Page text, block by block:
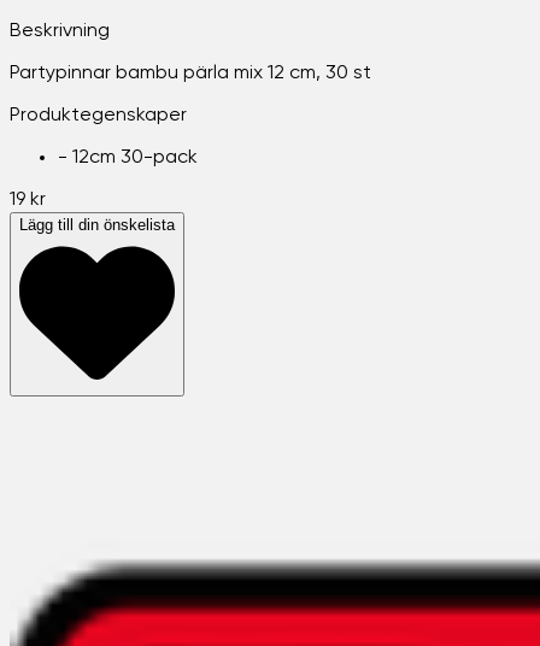
Beskrivning
Partypinnar bambu pärla mix 12 cm, 30 st
Produktegenskaper
- 12cm 30-pack
19 kr
Lägg till din önskelista